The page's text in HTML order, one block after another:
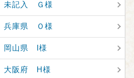
未記入 Ｇ様
兵庫県 Ｏ様
岡山県 I様
大阪府 H様